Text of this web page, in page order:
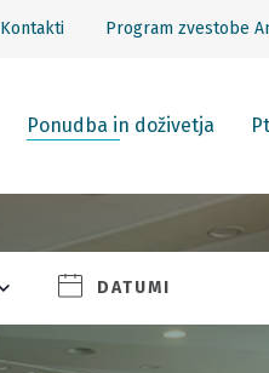
Kontakti Program zvestobe
Ponudba in doživetja
DATUMI